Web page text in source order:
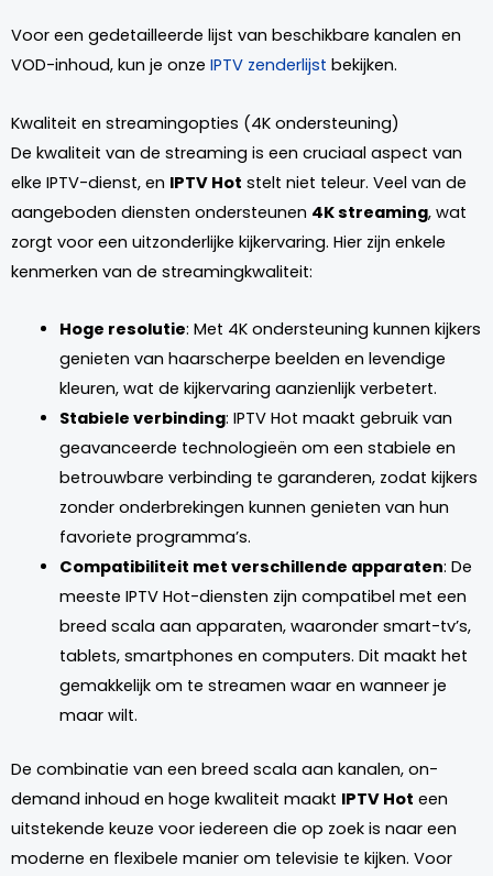
Voor een gedetailleerde lijst van beschikbare kanalen en
VOD-inhoud, kun je onze IPTV zenderlijst bekijken.
Kwaliteit en streamingopties (4K ondersteuning)
De kwaliteit van de streaming is een cruciaal aspect van
elke IPTV-dienst, en IPTV Hot stelt niet teleur. Veel van de
aangeboden diensten ondersteunen 4K streaming, wat
zorgt voor een uitzonderlijke kijkervaring. Hier zijn enkele
kenmerken van de streamingkwaliteit:
Hoge resolutie: Met 4K ondersteuning kunnen kijkers
genieten van haarscherpe beelden en levendige
kleuren, wat de kijkervaring aanzienlijk verbetert.
Stabiele verbinding: IPTV Hot maakt gebruik van
geavanceerde technologieën om een stabiele en
betrouwbare verbinding te garanderen, zodat kijkers
zonder onderbrekingen kunnen genieten van hun
favoriete programma’s.
Compatibiliteit met verschillende apparaten: De
meeste IPTV Hot-diensten zijn compatibel met een
breed scala aan apparaten, waaronder smart-tv’s,
tablets, smartphones en computers. Dit maakt het
gemakkelijk om te streamen waar en wanneer je
maar wilt.
De combinatie van een breed scala aan kanalen, on-
demand inhoud en hoge kwaliteit maakt IPTV Hot een
uitstekende keuze voor iedereen die op zoek is naar een
moderne en flexibele manier om televisie te kijken. Voor